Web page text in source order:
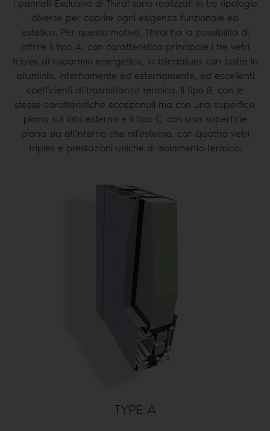
I pannelli Exclusive di Thiral sono realizzati in tre tipologie
diverse per coprire ogni esigenza funzionale ed
estetica. Per questo motivo, Thiral ha la possibilità di
offrire il tipo A, con caratteristica principale i tre vetri
triplex di risparmio energetico, la blindatura con lastre in
alluminio, internamente ed esternamente, ed eccellenti
coefficienti di trasmittanza termica. Il tipo B, con le
stesse caratteristiche eccezionali ma con una superficie
piana sul lato esterno e il tipo C, con una superficie
piana sia all’interno che all’esterno, con quattro vetri
triplex e prestazioni uniche di isolamento termico.
TYPE A